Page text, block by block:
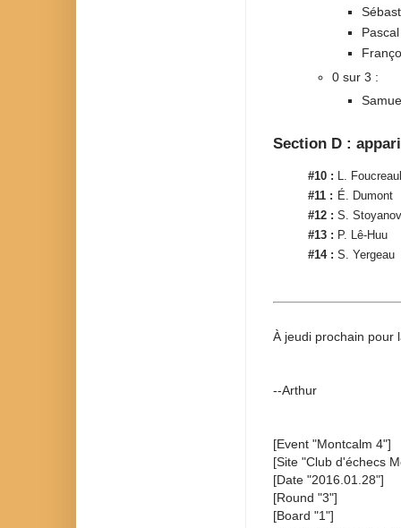
0 sur 3 :
Section D :
#10 : L.
#11 : É. Dumont
#12 : S.
#13 : P. Lê-Huu
#14 : S. Yergeau
À jeudi prochain pour
--Arthur
[Event "Montcalm 4"]
[Site "Club d'échecs
[Date "2016.01.28"]
[Round "3"]
[Board "1"]